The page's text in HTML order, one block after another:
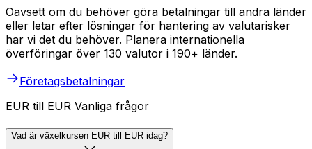
Oavsett om du behöver göra betalningar till andra länder
eller letar efter lösningar för hantering av valutarisker
har vi det du behöver. Planera internationella
överföringar över 130 valutor i 190+ länder.
Företagsbetalningar
EUR till EUR Vanliga frågor
Vad är växelkursen EUR till EUR idag?